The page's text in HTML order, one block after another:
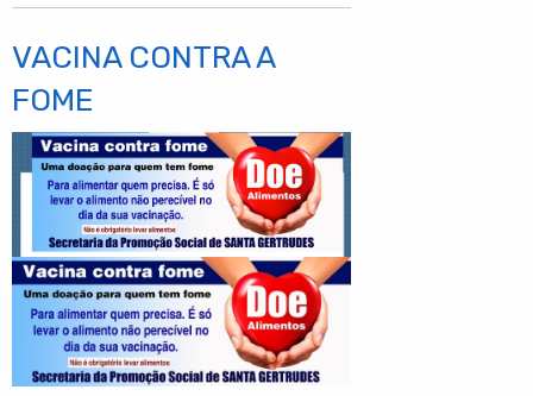
VACINA CONTRA A
FOME